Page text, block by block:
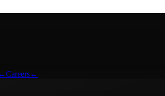
←Careers←